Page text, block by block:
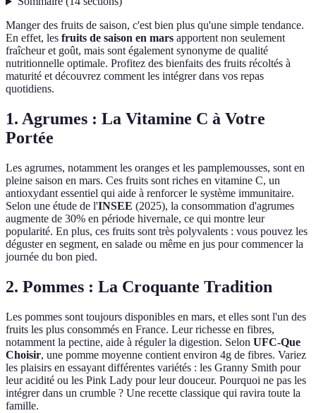
Manger des fruits de saison, c'est bien plus qu'une simple tendance.
En effet, les fruits de saison en mars apportent non seulement
fraîcheur et goût, mais sont également synonyme de qualité
nutritionnelle optimale. Profitez des bienfaits des fruits récoltés à
maturité et découvrez comment les intégrer dans vos repas
quotidiens.
1. Agrumes : La Vitamine C à Votre
Portée
Les agrumes, notamment les oranges et les pamplemousses, sont en
pleine saison en mars. Ces fruits sont riches en vitamine C, un
antioxydant essentiel qui aide à renforcer le système immunitaire.
Selon une étude de l'INSEE (2025), la consommation d'agrumes
augmente de 30% en période hivernale, ce qui montre leur
popularité. En plus, ces fruits sont très polyvalents : vous pouvez les
déguster en segment, en salade ou même en jus pour commencer la
journée du bon pied.
2. Pommes : La Croquante Tradition
Les pommes sont toujours disponibles en mars, et elles sont l'un des
fruits les plus consommés en France. Leur richesse en fibres,
notamment la pectine, aide à réguler la digestion. Selon UFC-Que
Choisir, une pomme moyenne contient environ 4g de fibres. Variez
les plaisirs en essayant différentes variétés : les Granny Smith pour
leur acidité ou les Pink Lady pour leur douceur. Pourquoi ne pas les
intégrer dans un crumble ? Une recette classique qui ravira toute la
famille.